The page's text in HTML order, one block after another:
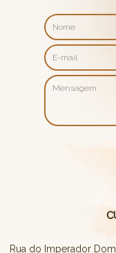
Rua do Imperador